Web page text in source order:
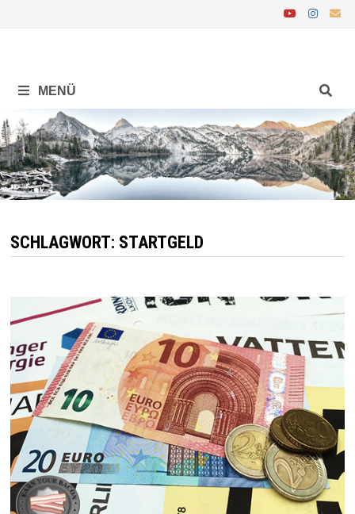
MENÜ
SCHLAGWORT: STARTGELD